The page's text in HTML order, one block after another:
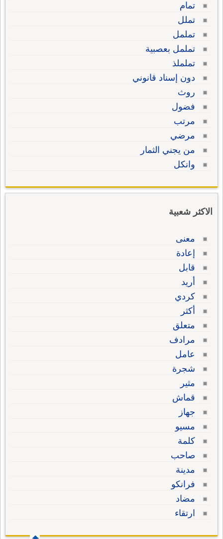
تمام
تملل
تململ
تململ بعصبية
تململذ
دون إسناد قانوني
روث
فضول
مرتب
مرضي
من يجني الثمار
وانكل
الاكثر شعبية
معنى
إعادة
قابل
أريد
كردي
أكثر
متعلق
مرادف
عامل
شجرة
مثير
قماش
جهاز
مسيو
كلمة
صاحب
مدينة
فرانكو
مضاد
ارتقاء